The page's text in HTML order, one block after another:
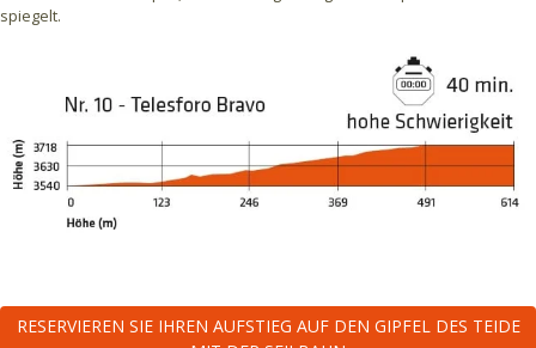
spiegelt.
RESERVIEREN SIE IHREN AUFSTIEG AUF DEN GIPFEL DES TEIDE